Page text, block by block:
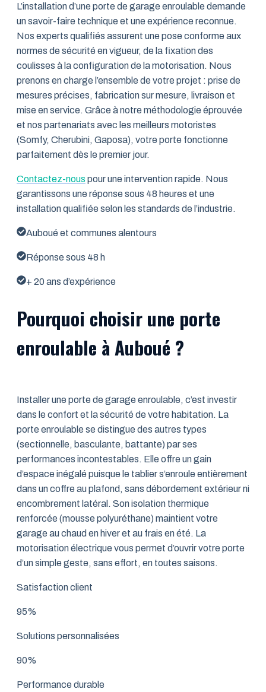
L’installation d’une porte de garage enroulable demande
un savoir-faire technique et une expérience reconnue.
Nos experts qualifiés assurent une pose conforme aux
normes de sécurité en vigueur, de la fixation des
coulisses à la configuration de la motorisation. Nous
prenons en charge l’ensemble de votre projet : prise de
mesures précises, fabrication sur mesure, livraison et
mise en service. Grâce à notre méthodologie éprouvée
et nos partenariats avec les meilleurs motoristes
(Somfy, Cherubini, Gaposa), votre porte fonctionne
parfaitement dès le premier jour.
Contactez-nous pour une intervention rapide. Nous
garantissons une réponse sous 48 heures et une
installation qualifiée selon les standards de l’industrie.
Auboué et communes alentours
Réponse sous 48 h
+ 20 ans d’expérience
Pourquoi choisir une porte
enroulable à Auboué ?
Installer une porte de garage enroulable, c’est investir
dans le confort et la sécurité de votre habitation. La
porte enroulable se distingue des autres types
(sectionnelle, basculante, battante) par ses
performances incontestables. Elle offre un gain
d’espace inégalé puisque le tablier s’enroule entièrement
dans un coffre au plafond, sans débordement extérieur ni
encombrement latéral. Son isolation thermique
renforcée (mousse polyuréthane) maintient votre
garage au chaud en hiver et au frais en été. La
motorisation électrique vous permet d’ouvrir votre porte
d’un simple geste, sans effort, en toutes saisons.
Satisfaction client
95%
Solutions personnalisées
90%
Performance durable